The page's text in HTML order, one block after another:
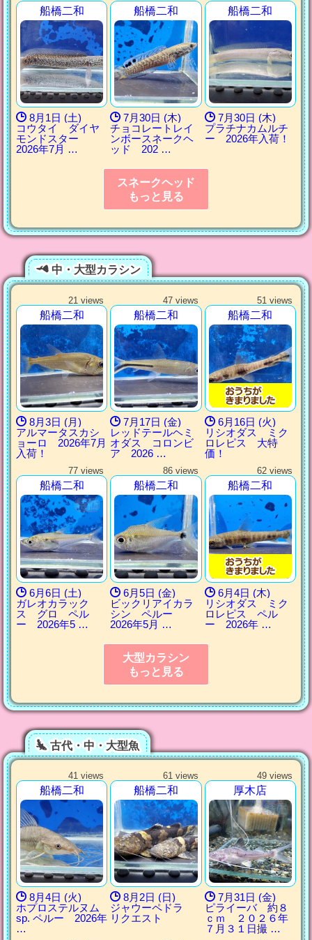
船橋二和
8月1日 (土)
コウタイ ダイヤ
モンドスター
2026年7月 …
船橋二和
7月30日 (木)
チョコレートレイ
ンボースネークヘ
ッド 202 …
船橋二和
7月30日 (木)
プラチナカムルチ
ー 2026年入荷！
スネークヘッド
もっと見る
中・大型カラシン
21 views
船橋二和
8月3日 (月)
アルマータスカシ
ョーロ 2026年7月
入荷！
47 views
船橋二和
7月17日 (金)
レッドテールヘミ
オダス コロンビ
ア 2026 …
51 views
船橋二和
6月16日 (火)
リシオダス ミク
ロレピス 大特
価！
77 views
船橋二和
6月6日 (土)
ガレオカラック
ス グロ ペル
ー 2026年5 …
86 views
船橋二和
6月5日 (金)
ビックリアイカラ
シン ペルー
2026年5月 …
62 views
船橋二和
6月4日 (木)
リシオダス ミク
ロレピス ペル
ー 2026年 …
大型カラシン
もっと見る
古代・中・大型魚
41 views
船橋二和
8月4日 (火)
ホプロステルヌム
sp. ペルー 2026年
…
61 views
船橋二和
8月2日 (日)
ジャウーペドラ
リクエスト
49 views
厚木店
7月31日 (金)
ピライーバ 約８
ｃｍ ２０２６年
７月３１日撮 …